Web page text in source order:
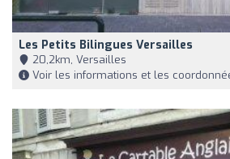
Les Petits Bilingues Versailles
20,2km, Versailles
Voir les informations et les